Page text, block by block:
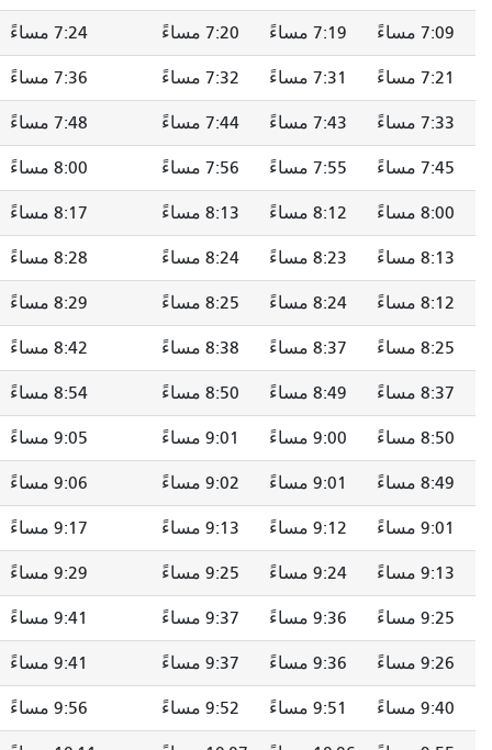
7:19 مساءً 7:20 مساءً 7:24 مساءً 7:30 مساءً
7:31 مساءً 7:32 مساءً 7:36 مساءً 7:42 مساءً
7:43 مساءً 7:44 مساءً 7:48 مساءً 7:54 مساءً
7:55 مساءً 7:56 مساءً 8:00 مساءً 8:06 مساءً
8:12 مساءً 8:13 مساءً 8:17 مساءً 8:23 مساءً
8:23 مساءً 8:24 مساءً 8:28 مساءً 8:34 مساءً
8:24 مساءً 8:25 مساءً 8:29 مساءً 8:35 مساءً
8:37 مساءً 8:38 مساءً 8:42 مساءً 8:48 مساءً
8:49 مساءً 8:50 مساءً 8:54 مساءً 9:00 مساءً
9:00 مساءً 9:01 مساءً 9:05 مساءً 9:11 مساءً
9:01 مساءً 9:02 مساءً 9:06 مساءً 9:12 مساءً
9:12 مساءً 9:13 مساءً 9:17 مساءً 9:23 مساءً
9:24 مساءً 9:25 مساءً 9:29 مساءً 9:35 مساءً
9:36 مساءً 9:37 مساءً 9:41 مساءً 9:47 مساءً
9:36 مساءً 9:37 مساءً 9:41 مساءً 9:47 مساءً
9:51 مساءً 9:52 مساءً 9:56 مساءً 10:02 مساءً